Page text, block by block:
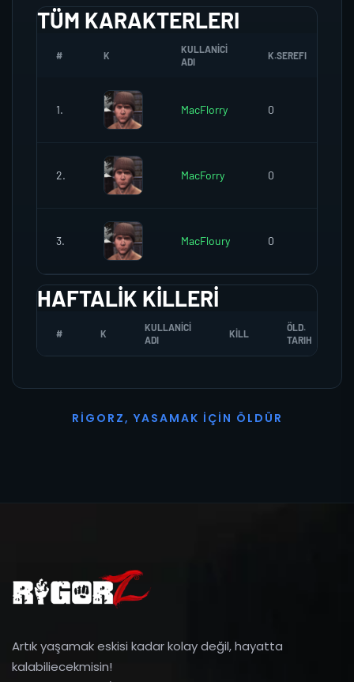
TÜM KARAKTERLERI
# K
KULLANICI
ADI
K.SEREFI
1. MacFlorry 0
2. MacForry 0
3. MacFloury 0
HAFTALIK KILLERI
# K
KULLANICI
ADI
KILL
ÖLD.
TARIH
R I G O R Z, YASAMAK İ ÇI N Ö L D Ü R
Artık yaşamak eskisi kadar kolay değil, hayatta
kalabiliecekmisin!